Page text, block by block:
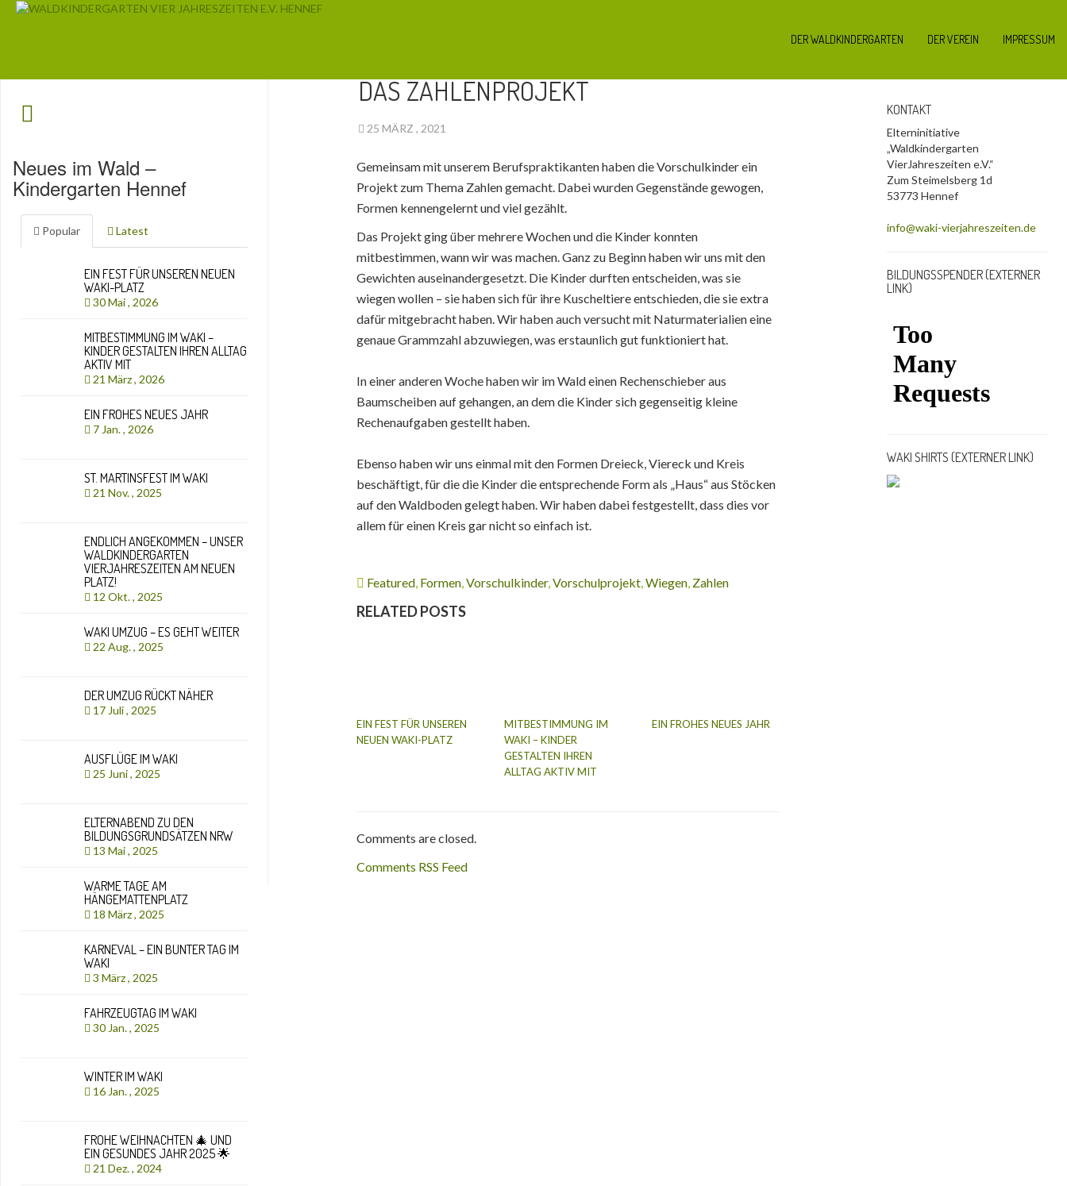
DER WALDKINDERGARTEN DER VEREIN IMPRESSUM
DAS ZAHLENPROJEKT
25 MÄRZ , 2021
Gemeinsam mit unserem Berufspraktikanten haben die Vorschulkinder ein
Projekt zum Thema Zahlen gemacht. Dabei wurden Gegenstände gewogen,
Formen kennengelernt und viel gezählt.
Das Projekt ging über mehrere Wochen und die Kinder konnten
mitbestimmen, wann wir was machen. Ganz zu Beginn haben wir uns mit den
Gewichten auseinandergesetzt. Die Kinder durften entscheiden, was sie
wiegen wollen – sie haben sich für ihre Kuscheltiere entschieden, die sie extra
dafür mitgebracht haben. Wir haben auch versucht mit Naturmaterialien eine
genaue Grammzahl abzuwiegen, was erstaunlich gut funktioniert hat.
In einer anderen Woche haben wir im Wald einen Rechenschieber aus
Baumscheiben auf gehangen, an dem die Kinder sich gegenseitig kleine
Rechenaufgaben gestellt haben.
Ebenso haben wir uns einmal mit den Formen Dreieck, Viereck und Kreis
beschäftigt, für die die Kinder die entsprechende Form als „Haus“ aus Stöcken
auf den Waldboden gelegt haben. Wir haben dabei festgestellt, dass dies vor
allem für einen Kreis gar nicht so einfach ist.
Featured, Formen,Vorschulkinder,Vorschulprojekt,Wiegen, Zahlen
RELATED POSTS
EIN FEST FÜR UNSEREN
NEUEN WAKI-PLATZ
MITBESTIMMUNG IM
WAKI – KINDER
GESTALTEN IHREN
ALLTAG AKTIV MIT
EIN FROHES NEUES JAHR
Comments are closed.
Comments RSS Feed
KONTAKT
Elterninitiative
„Waldkindergarten
VierJahreszeiten e.V.“
Zum Steimelsberg 1d
53773 Hennef
info@waki-vierjahreszeiten.de
BILDUNGSSPENDER (EXTERNER
LINK)
WAKI SHIRTS (EXTERNER LINK)
Neues im Wald –
Kindergarten Hennef
Popular Latest
EIN FEST FÜR UNSEREN NEUEN
WAKI-PLATZ
30 Mai , 2026
MITBESTIMMUNG IM WAKI –
KINDER GESTALTEN IHREN ALLTAG
AKTIV MIT
21 März , 2026
EIN FROHES NEUES JAHR
7 Jan. , 2026
ST. MARTINSFEST IM WAKI
21 Nov. , 2025
ENDLICH ANGEKOMMEN – UNSER
WALDKINDERGARTEN
VIERJAHRESZEITEN AM NEUEN
PLATZ!
12 Okt. , 2025
WAKI UMZUG – ES GEHT WEITER
22 Aug. , 2025
DER UMZUG RÜCKT NÄHER
17 Juli , 2025
AUSFLÜGE IM WAKI
25 Juni , 2025
ELTERNABEND ZU DEN
BILDUNGSGRUNDSÄTZEN NRW
13 Mai , 2025
WARME TAGE AM
HÄNGEMATTENPLATZ
18 März , 2025
KARNEVAL – EIN BUNTER TAG IM
WAKI
3 März , 2025
FAHRZEUGTAG IM WAKI
30 Jan. , 2025
WINTER IM WAKI
16 Jan. , 2025
FROHE WEIHNACHTEN 🎄 UND
EIN GESUNDES JAHR 2025 🌟
21 Dez. , 2024